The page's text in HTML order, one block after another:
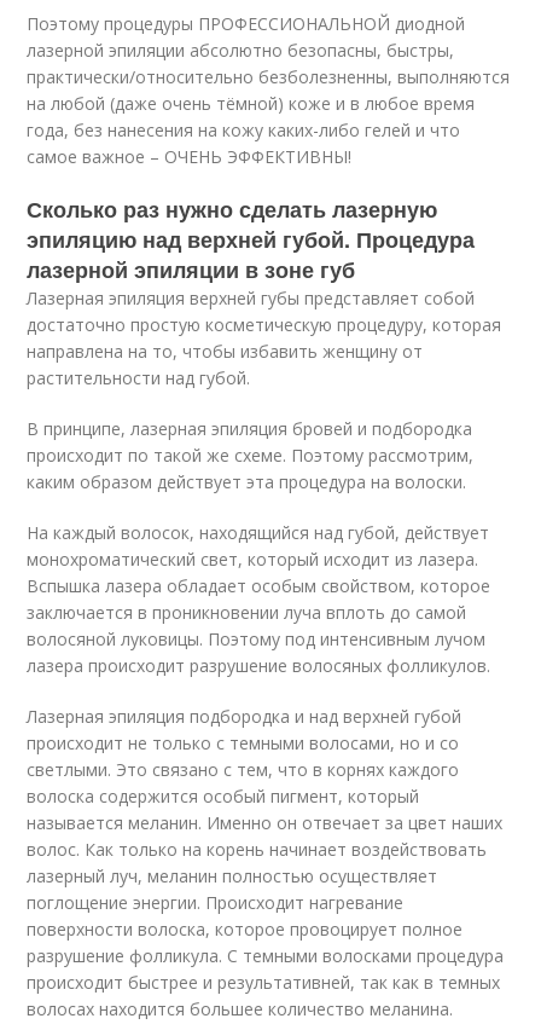
Поэтому процедуры ПРОФЕССИОНАЛЬНОЙ диодной
лазерной эпиляции абсолютно безопасны, быстры,
практически/относительно безболезненны, выполняются
на любой (даже очень тёмной) коже и в любое время
года, без нанесения на кожу каких-либо гелей и что
самое важное – ОЧЕНЬ ЭФФЕКТИВНЫ!
Сколько раз нужно сделать лазерную
эпиляцию над верхней губой. Процедура
лазерной эпиляции в зоне губ
Лазерная эпиляция верхней губы представляет собой
достаточно простую косметическую процедуру, которая
направлена на то, чтобы избавить женщину от
растительности над губой.
В принципе, лазерная эпиляция бровей и подбородка
происходит по такой же схеме. Поэтому рассмотрим,
каким образом действует эта процедура на волоски.
На каждый волосок, находящийся над губой, действует
монохроматический свет, который исходит из лазера.
Вспышка лазера обладает особым свойством, которое
заключается в проникновении луча вплоть до самой
волосяной луковицы. Поэтому под интенсивным лучом
лазера происходит разрушение волосяных фолликулов.
Лазерная эпиляция подбородка и над верхней губой
происходит не только с темными волосами, но и со
светлыми. Это связано с тем, что в корнях каждого
волоска содержится особый пигмент, который
называется меланин. Именно он отвечает за цвет наших
волос. Как только на корень начинает воздействовать
лазерный луч, меланин полностью осуществляет
поглощение энергии. Происходит нагревание
поверхности волоска, которое провоцирует полное
разрушение фолликула. С темными волосками процедура
происходит быстрее и результативней, так как в темных
волосах находится большее количество меланина.